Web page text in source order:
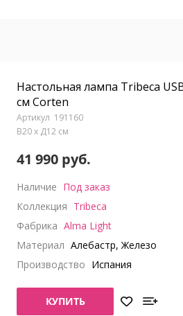
Настольная лампа Tribeca
см Corten
191160
В20 x Д12 см
41 990 руб.
Наличие Под заказ
Коллекция Tribeca
Фабрика Alma Light
Материал Алебастр, Железо
Производство Испания
КУПИТЬ